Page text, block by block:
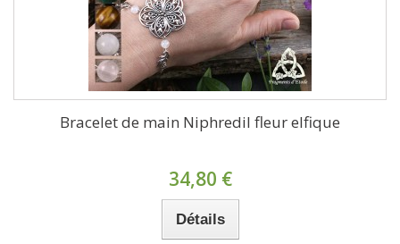
Bracelet de main Niphredil fleur elfique
34,80 €
Détails